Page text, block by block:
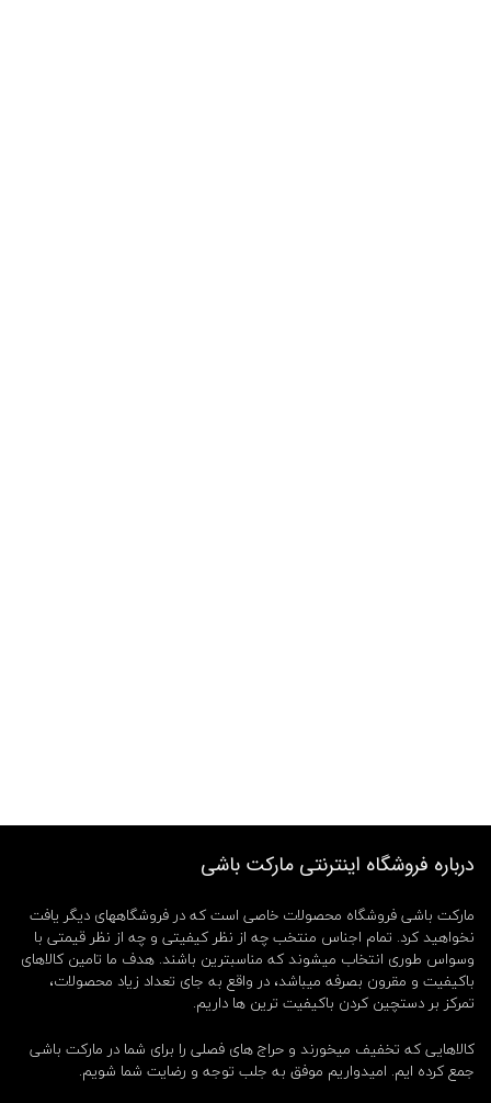
درباره فروشگاه اینترنتی مارکت باشی
مارکت باشی فروشگاه محصولات خاصی است که در فروشگاههای دیگر یافت
نخواهید کرد. تمام اجناس منتخب چه از نظر کیفیتی و چه از نظر قیمتی با
وسواس طوری انتخاب میشوند که مناسبترین باشند. هدف ما تامین کالاهای
باکیفیت و مقرون بصرفه میباشد، در واقع به جای تعداد زیاد محصولات،
تمرکز بر دستچین کردن باکیفیت ترین ها داریم.
کالاهایی که تخفیف میخورند و حراج های فصلی را برای شما در مارکت باشی
جمع کرده ایم. امیدواریم موفق به جلب توجه و رضایت شما شویم.